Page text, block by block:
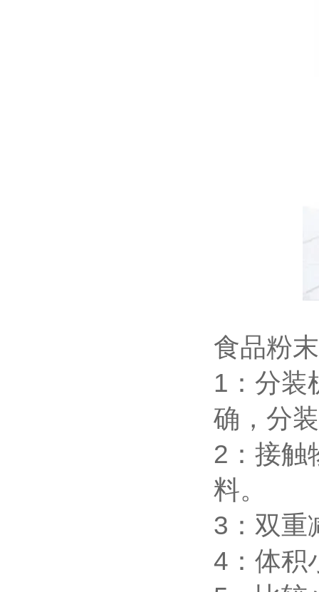
食品粉
1：分装
确，分
2：接触
料。
3：双重
4：体积